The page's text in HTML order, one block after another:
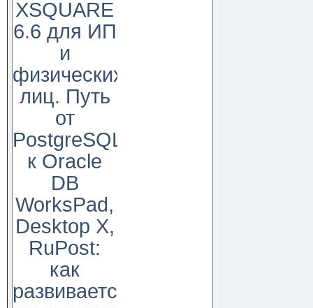
XSQUARE
6.6 для ИП
и
физических
лиц. Путь
от
PostgreSQL
к Oracle
DB
WorksPad,
Desktop X,
RuPost:
как
развивается